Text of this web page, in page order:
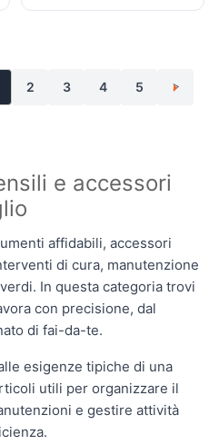
2 3 4 5 >
e accessori
affidabili, accessori
di cura, manutenzione
In questa categoria trovi
con precisione, dal
di fai-da-te.
esigenze tipiche di una
utili per organizzare il
e gestire attività